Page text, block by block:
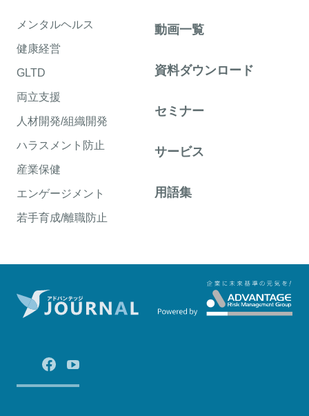
メンタルヘルス
健康経営
GLTD
両立支援
人材開発/組織開発
ハラスメント防止
産業保健
エンゲージメント
若手育成/離職防止
動画一覧
資料ダウンロード
セミナー
サービス
用語集